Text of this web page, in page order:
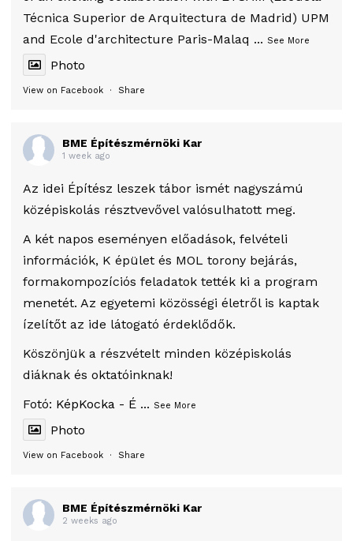
Técnica Superior de Arquitectura de Madrid) UPM
and Ecole d'architecture Paris-Malaq ... See More
Photo
View on Facebook · Share
BME Építészmérnöki Kar
1 week ago
Az idei Építész leszek tábor ismét nagyszámú
középiskolás résztvevővel valósulhatott meg.
A két napos eseményen előadások, felvételi
információk, K épület és MOL torony bejárás,
formakompozíciós feladatok tették ki a program
menetét. Az egyetemi közösségi életről is kaptak
ízelítőt az ide látogató érdeklődők.
Köszönjük a részvételt minden középiskolás
diáknak és oktatóinknak!
Fotó: KépKocka - É ... See More
Photo
View on Facebook · Share
BME Építészmérnöki Kar
2 weeks ago